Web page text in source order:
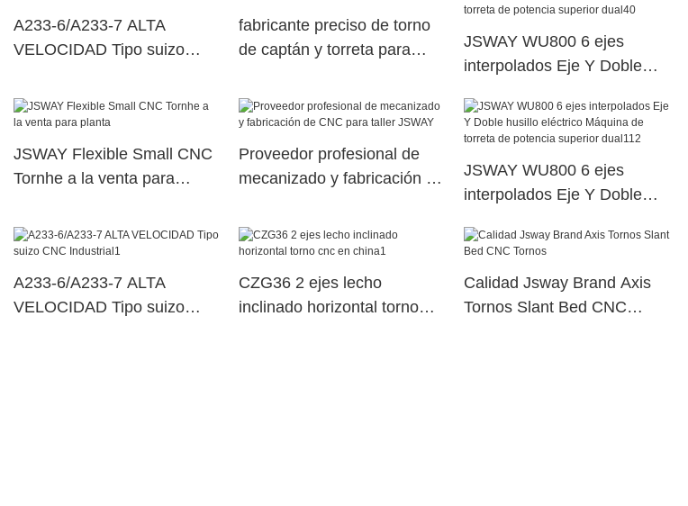
dual32
A233-6/A233-7 ALTA
VELOCIDAD Tipo suizo
fabricante preciso de torno
de captán y torreta para
JSWAY WU800 6 ejes
interpolados Eje Y Doble
torreta de potencia superior
dual40
JSWAY Flexible Small CNC
Tornhe a la venta para
Proveedor profesional de
mecanizado y fabricación de
JSWAY WU800 6 ejes
interpolados Eje Y Doble
torreta de potencia superior
A233-6/A233-7 ALTA
VELOCIDAD Tipo suizo
CZG36 2 ejes lecho
inclinado horizontal torno
Calidad Jsway Brand Axis
Tornos Slant Bed CNC